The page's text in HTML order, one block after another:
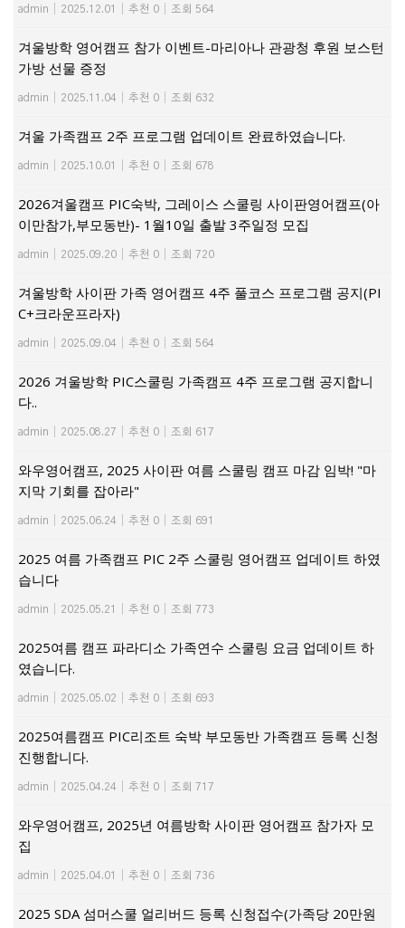
admin 2025.12.01 추천 0 조회 564
겨울방학 영어캠프 참가 이벤트-마리아나 관광청 후원 보스턴
가방 선물 증정
admin 2025.11.04 추천 0 조회 632
겨울 가족캠프 2주 프로그램 업데이트 완료하였습니다.
admin 2025.10.01 추천 0 조회 678
2026겨울캠프 PIC숙박, 그레이스 스쿨링 사이판영어캠프(아
이만참가,부모동반)- 1월10일 출발 3주일정 모집
admin 2025.09.20 추천 0 조회 720
겨울방학 사이판 가족 영어캠프 4주 풀코스 프로그램 공지(PI
C+크라운프라자)
admin 2025.09.04 추천 0 조회 564
2026 겨울방학 PIC스쿨링 가족캠프 4주 프로그램 공지합니
다..
admin 2025.08.27 추천 0 조회 617
와우영어캠프, 2025 사이판 여름 스쿨링 캠프 마감 임박! "마
지막 기회를 잡아라"
admin 2025.06.24 추천 0 조회 691
2025 여름 가족캠프 PIC 2주 스쿨링 영어캠프 업데이트 하였
습니다
admin 2025.05.21 추천 0 조회 773
2025여름 캠프 파라디소 가족연수 스쿨링 요금 업데이트 하
였습니다.
admin 2025.05.02 추천 0 조회 693
2025여름캠프 PIC리조트 숙박 부모동반 가족캠프 등록 신청
진행합니다.
admin 2025.04.24 추천 0 조회 717
와우영어캠프, 2025년 여름방학 사이판 영어캠프 참가자 모
집
admin 2025.04.01 추천 0 조회 736
2025 SDA 섬머스쿨 얼리버드 등록 신청접수(가족당 20만원